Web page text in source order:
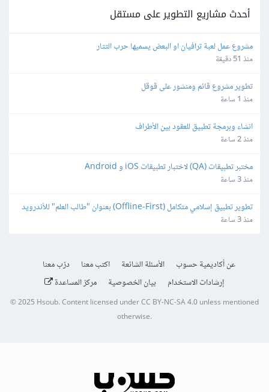
أحدث مشاريع التطوير على مستقل
مشروع عمل لعبة ترافيان او البعض يسميها حرب التتار
منذ 51 دقيقة
تطوير مشروع قائم ومنشور على قوقل
منذ 1 ساعة
انشاء وبرمجة تطبيق للعقود بين الأطراف
منذ 2 ساعة
مختبر تطبيقات (QA) لاختبار تطبيقات iOS و Android
منذ 3 ساعة
و iOS
منذ 3 ساعة
عن أكاديمية حسوب الأسئلة الشائعة اكتب معنا
درّب معنا
إرشادات الاستخدام
بيان الخصوصية مركز المساعدة
© 2025 Hsoub.Content licensed underCC BY-NC-SA 4.0unless mentioned
otherwise.